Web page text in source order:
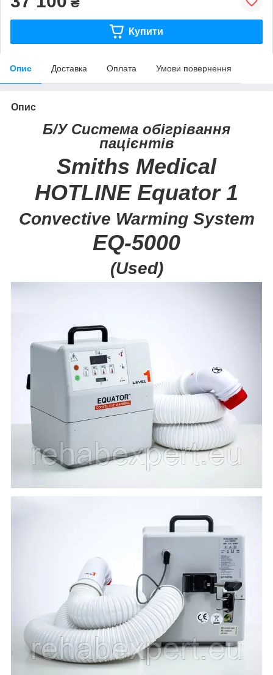
Купити
Опис Доставка Оплата Умови повернення
Опис
Б/У Система обігрівання
пацієнтів
Smiths Medical
HOTLINE Equator 1
Convective Warming System
EQ-5000
(Used)